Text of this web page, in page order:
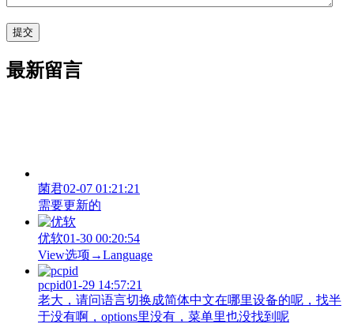
最新留言
菌君02-07 01:21:21
需要更新的
优软01-30 00:20:54
View‌选项→Language
pcpid01-29 14:57:21
老大，请问语言切换成简体中文在哪里设备的呢，找半
于没有啊，options里没有，菜单里也没找到呢